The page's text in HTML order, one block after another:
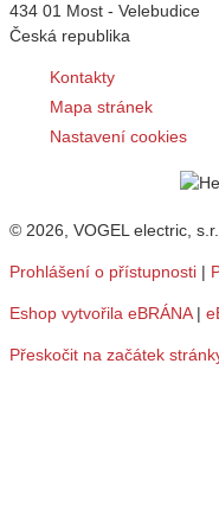
434 01 Most - Velebudice
Česká republika
Kontakty
Mapa stránek
Nastavení cookies
© 2026, VOGEL electric,
Prohlášení o přístupnosti |
Eshop vytvořila eBRÁNA|
Přeskočit na začátek